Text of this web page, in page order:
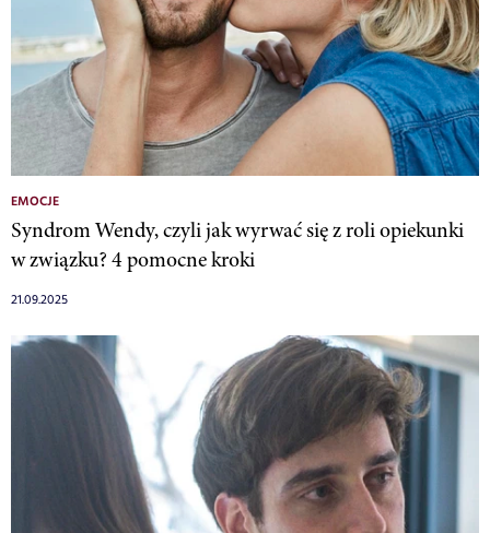
EMOCJE
Syndrom Wendy, czyli jak wyrwać się z roli opiekunki
w związku? 4 pomocne kroki
21.09.2025